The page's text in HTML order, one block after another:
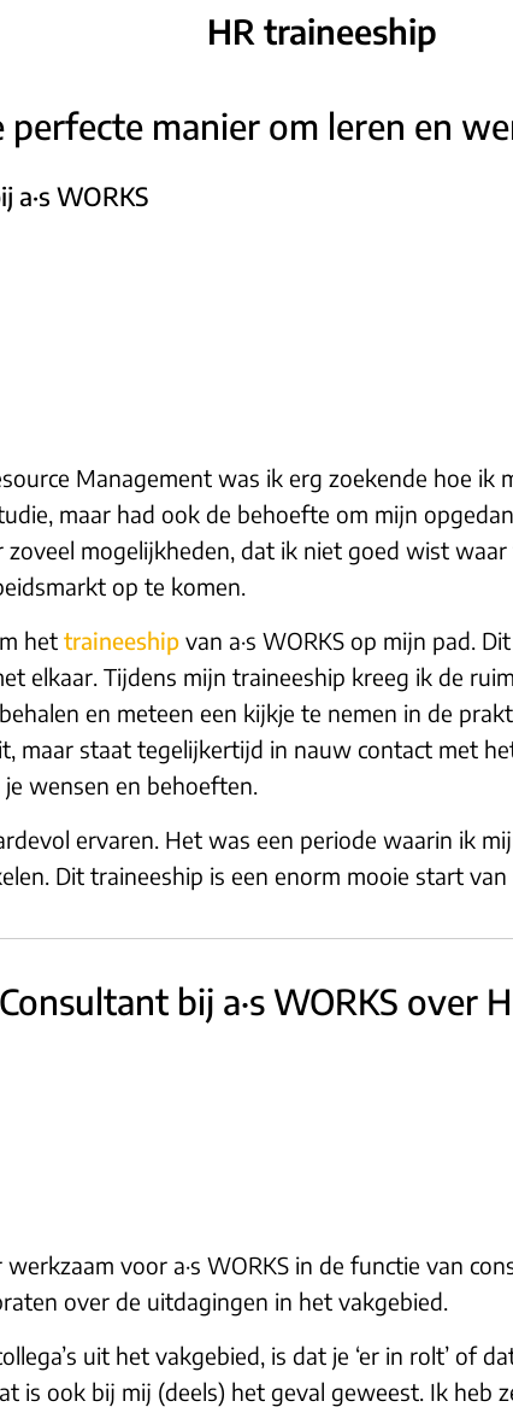
HR traineeship
perfecte manier om leren en
WORKS
Management was ik erg zoekende hoe
maar had ook de behoefte om mijn
mogelijkheden, dat ik niet goed wist
op te komen.
het traineeship van a·s WORKS op mijn pad.
elkaar. Tijdens mijn traineeship kreeg ik de
en meteen een kijkje te nemen in de
maar staat tegelijkertijd in nauw contact met
wensen en behoeften.
ervaren. Het was een periode waarin ik
Dit traineeship is een enorm mooie start
bij a·s WORKS over
werkzaam voor a·s WORKS in de functie van
over de uitdagingen in het vakgebied.
uit het vakgebied, is dat je ‘er in rolt’ of
is ook bij mij (deels) het geval geweest. Ik heb